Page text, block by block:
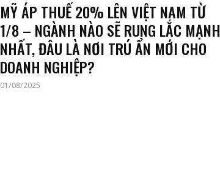
MỸ ÁP THUẾ 20% LÊN VIỆT NAM TỪ
1/8 – NGÀNH NÀO SẼ RUNG LẮC MẠNH
NHẤT, ĐÂU LÀ NƠI TRÚ ẨN MỚI CHO
DOANH NGHIỆP?
01/08/2025